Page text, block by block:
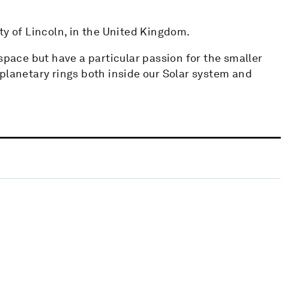
of Lincoln, in the United Kingdom.
but have a particular passion for the smaller
rings both inside our Solar system and